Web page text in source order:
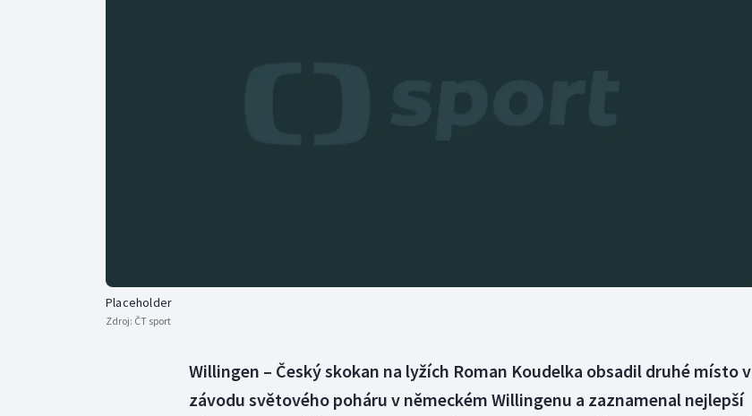
Placeholder
Zdroj: ČT sport
Willingen – Český skokan na lyžích Roman Koudelka obsadil druhé místo v
závodu světového poháru v německém Willingenu a zaznamenal nejlepší